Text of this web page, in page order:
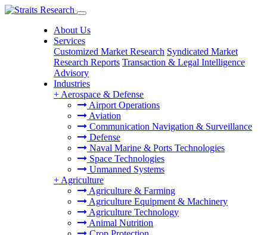
About Us
Services
Customized Market Research Syndicated Market
Research Reports Transaction & Legal Intelligence
Advisory
Industries
+ Aerospace & Defense
Airport Operations
Aviation
Communication Navigation & Surveillance
Defense
Naval Marine & Ports Technologies
Space Technologies
Unmanned Systems
+ Agriculture
Agriculture & Farming
Agriculture Equipment & Machinery
Agriculture Technology
Animal Nutrition